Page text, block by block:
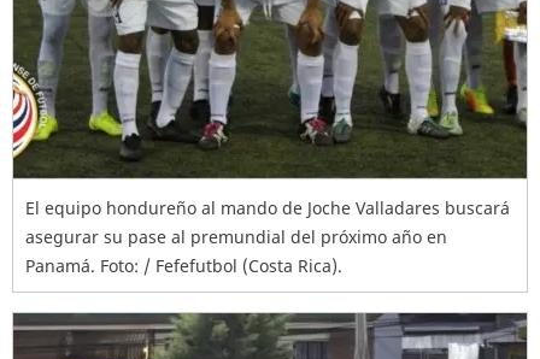
El equipo hondureño al mando de Joche Valladares buscará
asegurar su pase al premundial del próximo año en
Panamá. Foto: / Fefefutbol (Costa Rica).